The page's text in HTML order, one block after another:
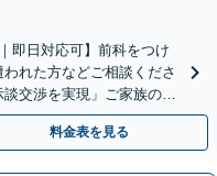
即日対応可】前科をつけ
れた方などご相談くださ
交渉を実現」ご家族の方
夜間相談可】
料金表を見る